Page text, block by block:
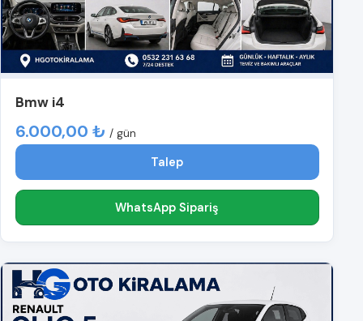
Bmw i4
6.000,00 ₺ / gün
Talep
WhatsApp Sipariş